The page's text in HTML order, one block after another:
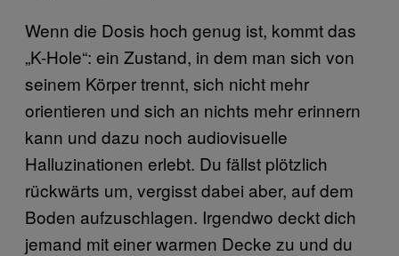
Wenn die Dosis hoch genug ist, kommt das
„K-Hole“: ein Zustand, in dem man sich von
seinem Körper trennt, sich nicht mehr
orientieren und sich an nichts mehr erinnern
kann und dazu noch audiovisuelle
Halluzinationen erlebt. Du fällst plötzlich
rückwärts um, vergisst dabei aber, auf dem
Boden aufzuschlagen. Irgendwo deckt dich
jemand mit einer warmen Decke zu und du